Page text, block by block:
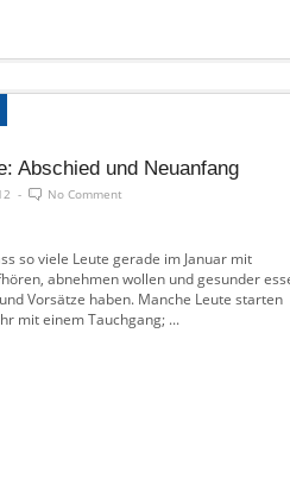
Abschied und Neuanfang
- No Comment
so viele Leute gerade im Januar mit
abnehmen wollen und gesunder
Vorsätze haben. Manche Leute starten
mit einem Tauchgang; ...